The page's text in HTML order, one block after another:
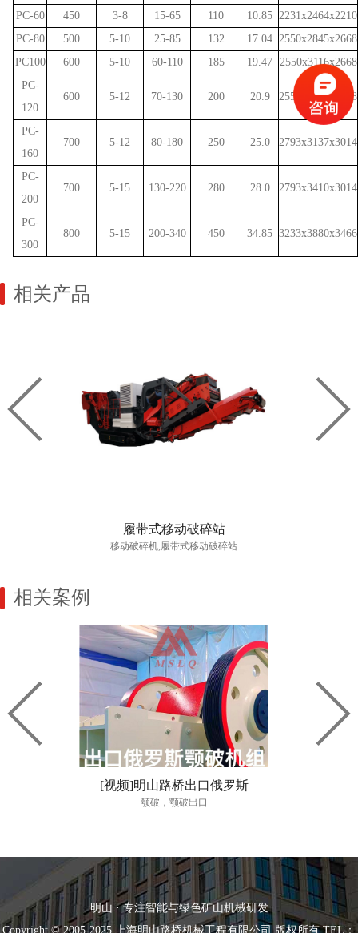
PC-60
450 3-8 15-65 110 10.85 2231x2464x2210
PC-80
500 5-10 25-85 132 17.04 2550x2845x2668
PC100
600 5-10 60-110 185 19.47
2550x3116x2668
PC-
120
600 5-12 70-130 200 20.9 2550x3378x2668
PC-
160
700 5-12 80-180 250 25.0 2793x3137x3014
PC-
200
700 5-15 130-220 280 28.0 2793x3410x3014
PC-
300
800 5-15 200-340 450 34.85 3233x3880x3466
相关产品
履带式移动破碎站
移动破碎机,履带式移动破碎站
相关案例
[视频]明山路桥出口俄罗斯
颚破机组
颚破，颚破出口
明山 · 专注智能与绿色矿山机械研发
Copyright © 2005-2025 上海明山路桥机械工程有限公司 版权所有 TEL：